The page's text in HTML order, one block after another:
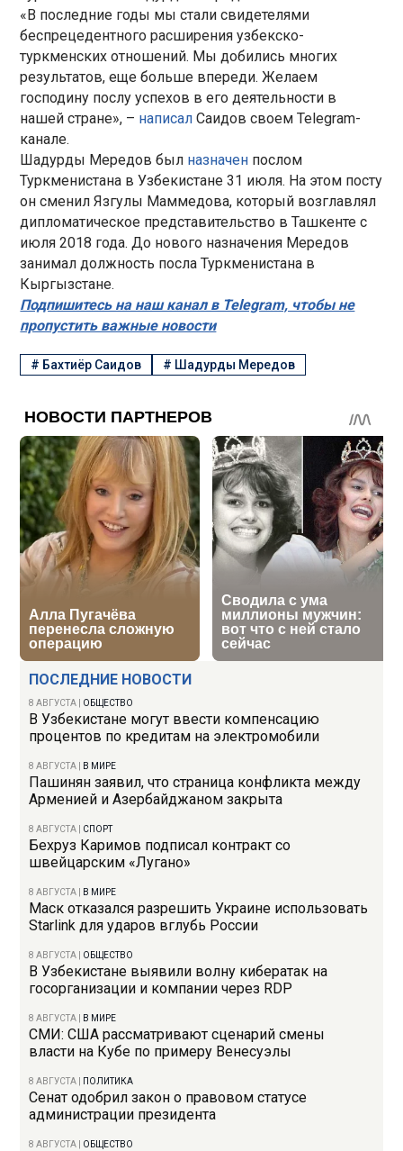
ПОСЛЕДНИЕ НОВОСТИ
8 АВГУСТА ОБЩЕСТВО
В Узбекистане могут ввести компенсацию
процентов по кредитам на электромобили
8 АВГУСТА В МИРЕ
Пашинян заявил, что страница конфликта между
Арменией и Азербайджаном закрыта
8 АВГУСТА СПОРТ
Бехруз Каримов подписал контракт со
швейцарским «Лугано»
8 АВГУСТА В МИРЕ
Маск отказался разрешить Украине использовать
Starlink для ударов вглубь России
8 АВГУСТА ОБЩЕСТВО
В Узбекистане выявили волну кибератак на
госорганизации и компании через RDP
8 АВГУСТА В МИРЕ
СМИ: США рассматривают сценарий смены
власти на Кубе по примеру Венесуэлы
8 АВГУСТА ПОЛИТИКА
Сенат одобрил закон о правовом статусе
администрации президента
8 АВГУСТА ОБЩЕСТВО
«В последние годы мы стали свидетелями
беспрецедентного расширения узбекско-
туркменских отношений. Мы добились многих
результатов, еще больше впереди. Желаем
господину послу успехов в его деятельности в
нашей стране», – написалСаидов своем Telegram-
канале.
Шадурды Мередов был назначен послом
Туркменистана в Узбекистане 31 июля. На этом посту
он сменил Язгулы Маммедова, который возглавлял
дипломатическое представительство в Ташкенте с
июля 2018 года. До нового назначения Мередов
занимал должность посла Туркменистана в
Кыргызстане.
Подпишитесь на наш канал в Telegram, чтобы не
пропустить важные новости
# Бахтиёр Саидов # Шадурды Мередов